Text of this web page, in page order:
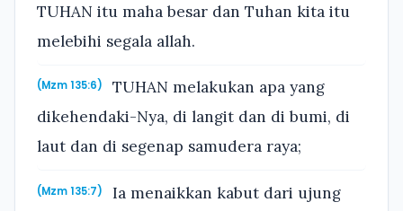
TUHAN itu maha besar dan Tuhan kita itu
melebihi segala allah.
(Mzm 135:6)
TUHAN melakukan apa yang
dikehendaki-Nya, di langit dan di bumi, di
laut dan di segenap samudera raya;
(Mzm 135:7)
Ia menaikkan kabut dari ujung